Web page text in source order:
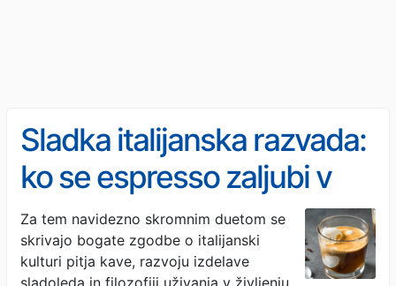
Sladka italijanska razvada:
ko se espresso zaljubi v
sladoled
Za tem navidezno skromnim duetom se
skrivajo bogate zgodbe o italijanski
kulturi pitja kave, razvoju izdelave
sladoleda in filozofiji uživanja v življenju,